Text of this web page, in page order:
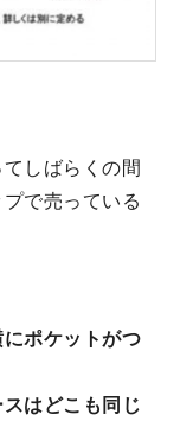
しばらくの間
で売っている
ポケットがつ
はどこも同じ